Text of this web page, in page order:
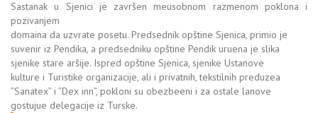
Sastanak u Sjenici je završen meusobnom razmenom poklona i
pozivanjem
domaina da uzvrate posetu. Predsednik opštine Sjenica, primio je
suvenir iz Pendika, a predsedniku opštine Pendik uruena je slika
sjenike stare aršije. Ispred opštine Sjenica, sjenike Ustanove
kulture i Turistike organizacije, ali i privatnih, tekstilnih preduzea
”Sanatex” i ”Dex inn”, pokloni su obezbeeni i za ostale lanove
gostujue delegacije iz Turske.